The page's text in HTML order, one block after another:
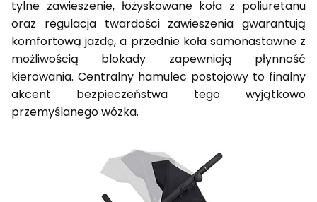
tylne zawieszenie, łożyskowane koła z poliuretanu
oraz regulacja twardości zawieszenia gwarantują
komfortową jazdę, a przednie koła samonastawne z
możliwością blokady zapewniają płynność
kierowania. Centralny hamulec postojowy to finalny
akcent bezpieczeństwa tego wyjątkowo
przemyślanego wózka.